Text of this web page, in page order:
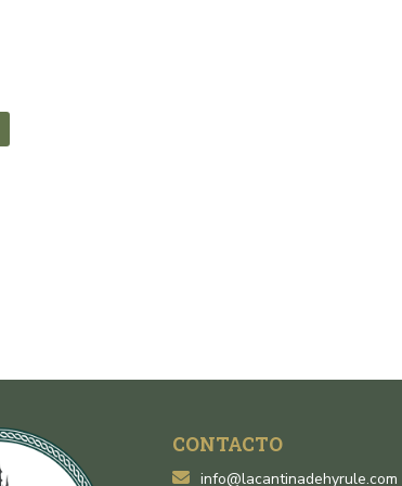
CONTACTO
info@lacantinadehyrule.com